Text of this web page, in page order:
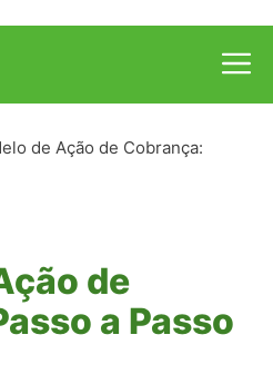
de Ação de Cobrança:
de
a Passo